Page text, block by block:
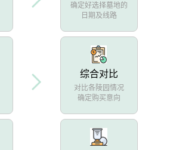
确定好选择墓地的
日期及线路
综合对比
对比各陵园情况
确定购买意向